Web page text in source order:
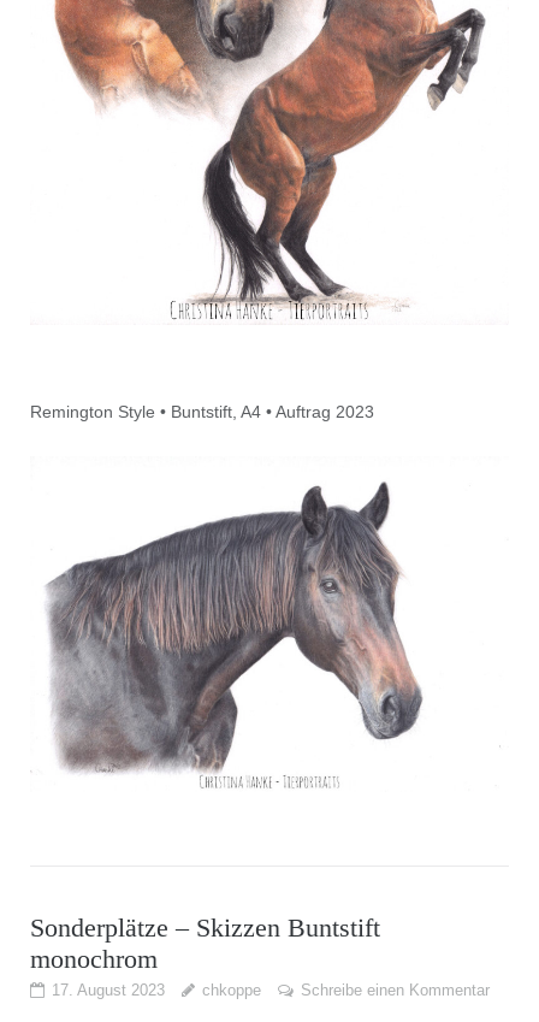
Remington Style • Buntstift, A4 • Auftrag 2023
Sonderplätze – Skizzen Buntstift
monochrom
17. August 2023 chkoppe Schreibe einen Kommentar